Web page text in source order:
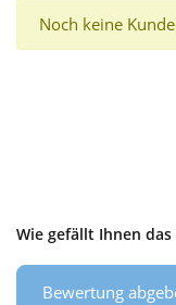
Noch keine
Wie gefällt Ihnen
Bewertung